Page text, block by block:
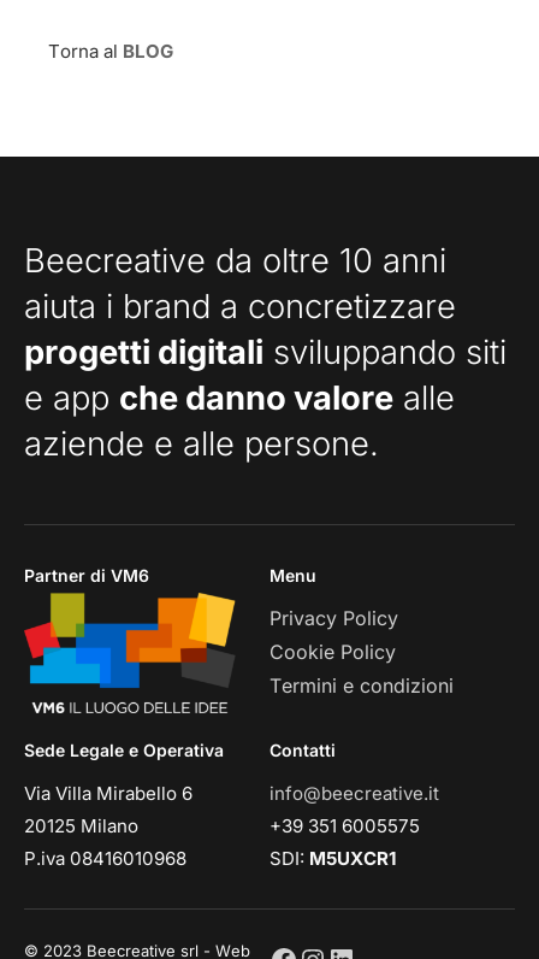
Torna al BLOG
Beecreative da oltre 10 anni
aiuta i brand a concretizzare
progetti digitali sviluppando siti
e app che danno valore alle
aziende e alle persone.
Partner di VM6 Menu
Privacy Policy
Cookie Policy
Termini e condizioni
Sede Legale e Operativa
Via Villa Mirabello 6
20125 Milano
P.iva 08416010968
Contatti
info@beecreative.it
+39 351 6005575
SDI: M5UXCR1
© 2023 Beecreative srl - Web